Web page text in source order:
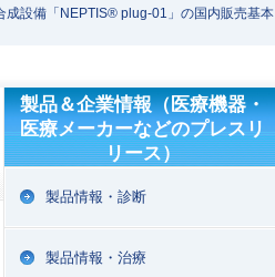
成設備「NEPTIS® plug-01」の国内販売基本
製品＆企業情報（医療機器・
医療メーカーなどのプレスリ
リース）
製品情報・診断
製品情報・治療